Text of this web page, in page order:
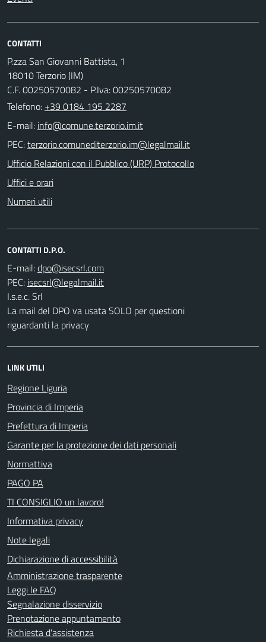
CONTATTI
P.zza San Giovanni Battista, 1
18010 Terzorio (IM)
C.F. 00250570082 - P.Iva: 00250570082
Telefono: +39 0184 195 2287
E-mail:
PEC:
Ufficio Relazioni con il Pubblico (URP) Protocollo
Uffici e orari
Numeri utili
CONTATTI D.P.O.
E-mail:
PEC:
I.s.e.c. Srl
La mail del DPO va usata SOLO per questioni
riguardanti la privacy
LINK UTILI
Regione Liguria
Provincia di Imperia
Prefettura di Imperia
Garante per la protezione dei dati personali
Normattiva
PAGO PA
TI CONSIGLIO un lavoro!
Informativa privacy
Note legali
Dichiarazione di accessibilità
Amministrazione trasparente
Leggi le FAQ
Segnalazione disservizio
Prenotazione appuntamento
Richiesta d'assistenza